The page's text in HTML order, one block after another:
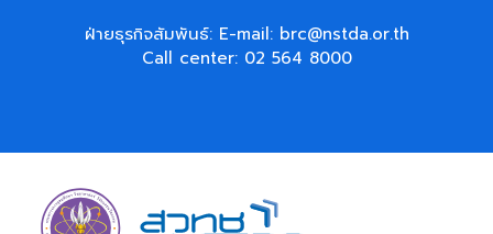
ฝ่ายธุรกิจสัมพันธ์: E-mail: brc@nstda.or.th
Call center: 02 564 8000